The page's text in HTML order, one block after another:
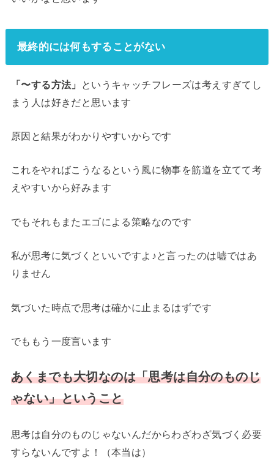
最終的には何もすることがない
「〜する方法」
というキャッチフレーズは考えすぎてし
まう人は好きだと思います
原因と結果がわかりやすいからです
これをやればこうなるという風に物事を筋道を立てて考
えやすいから好みます
でもそれもまたエゴによる策略なのです
私が思考に気づくといいですよ♪と言ったのは嘘ではあ
りません
気づいた時点で思考は確かに止まるはずです
でももう一度言います
あくまでも大切なのは「思考は自分のものじ
ゃない」ということ
思考は自分のものじゃないんだからわざわざ気づく必要
すらないんですよ！（本当は）